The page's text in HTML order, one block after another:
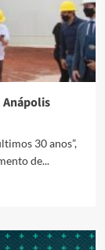
Anápolis
30 anos”,
de...